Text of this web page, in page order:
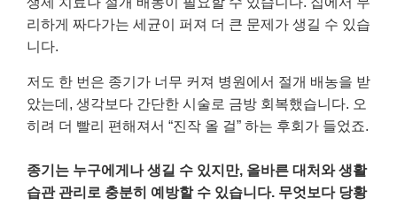
리하게 짜다가는 세균이 퍼져 더 큰 문제가 생길 수 있습
니다.
저도 한 번은 종기가 너무 커져 병원에서 절개 배농을 받
았는데, 생각보다 간단한 시술로 금방 회복했습니다. 오
히려 더 빨리 편해져서 “진작 올 걸” 하는 후회가 들었죠.
종기는 누구에게나 생길 수 있지만, 올바른 대처와 생활
습관 관리로 충분히 예방할 수 있습니다. 무엇보다 당황